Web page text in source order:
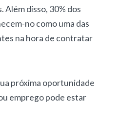
disso, 30% dos
no como uma das
na hora de contratar
próxima oportunidade
emprego pode estar